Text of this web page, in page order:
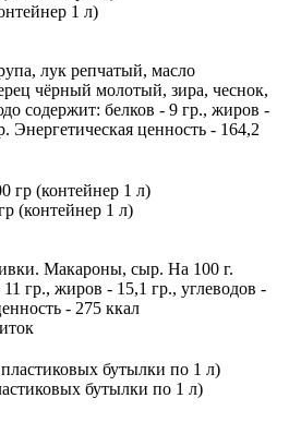
1 л)
лук репчатый, масло
чёрный молотый, зира, чеснок,
содержит: белков - 9 гр., жиров -
Энергетическая ценность - 164,2
(контейнер 1 л)
Макароны, сыр. На 100 г.
гр., жиров - 15,1 гр., углеводов -
- 275 ккал
бутылки по 1 л)